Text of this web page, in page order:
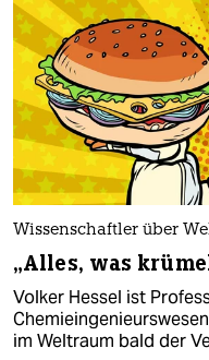
Wissenschaftler über
„Alles, was
Volker Hessel ist
im Weltraum bald der